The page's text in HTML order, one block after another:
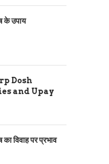
के उपाय
Dosh
and Upay
का विवाह पर प्रभाव